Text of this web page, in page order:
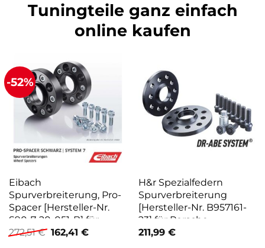
Tuningteile ganz einfach
online kaufen
-52%
Eibach
Spurverbreiterung, Pro-
Spacer [Hersteller-Nr.
S90-7-20-051-B] für
BMW
272,51€ Ursprünglicher
Preis
162,41 €Aktueller
H&r Spezialfedern
Spurverbreiterung
[Hersteller-Nr. B957161-
23] für Porsche
211,99 €